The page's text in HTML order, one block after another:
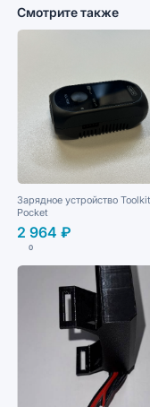
Смотрите также
Зарядное устройство
Pocket
2 964 ₽
0